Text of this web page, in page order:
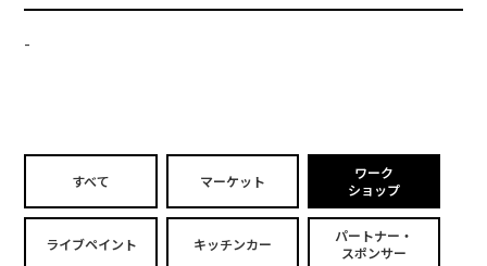
-
すべて マーケット
ワーク
ショップ
ライブペイント キッチンカー
パートナー・
スポンサー